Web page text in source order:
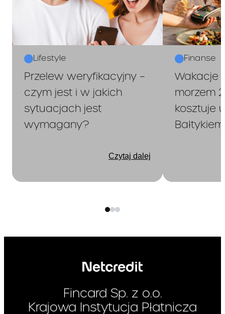
Lifestyle
Przelew weryfikacyjny –
czym jest i w jakich
sytuacjach jest
wymagany?
Czytaj dalej
Finanse
Wakacje
morzem
kosztuje
Fincard Sp. z o.o.
Krajowa Instytucja Płatnicza